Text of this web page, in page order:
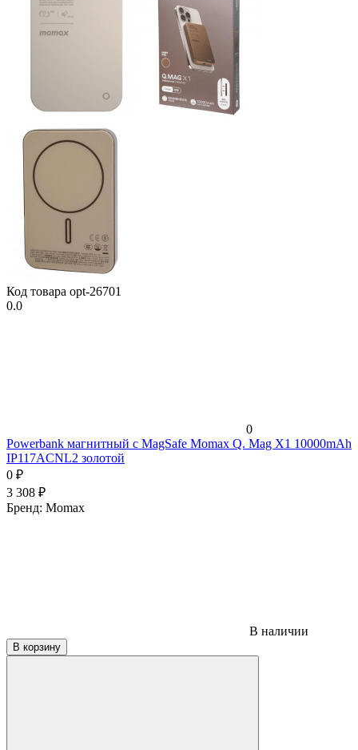
Код товара opt-26701
0.0
0
Powerbank магнитный с MagSafe Momax Q. Mag X1 10000mAh
IP117ACNL2 золотой
0 ₽
3 308 ₽
Бренд: Momax
В наличии
В корзину